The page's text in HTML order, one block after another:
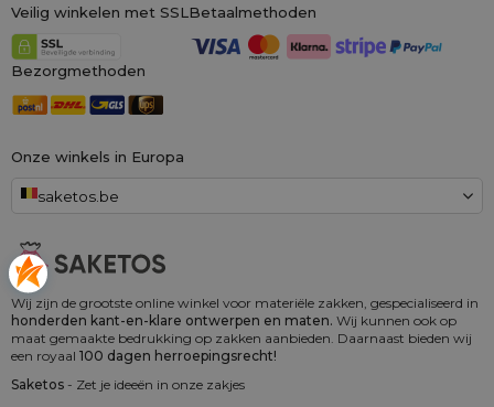
Wij zijn de grootste online winkel voor materiële zakken, gespecialiseerd in
honderden kant-en-klare ontwerpen en maten. Wij kunnen ook op
maat gemaakte bedrukking op zakken aanbieden. Daarnaast bieden wij
een royaal 100 dagen herroepingsrecht!
Saketos - Zet je ideeën in onze zakjes
Onze winkels in Europa
saketos.be
Veilig winkelen met SSLBetaalmethoden
Bezorgmethoden